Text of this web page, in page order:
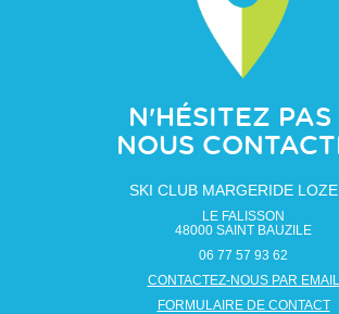
N'HÉSITEZ PAS
NOUS
SKI CLUB MARGERIDE
LE FALISSON
48000 SAINT BAUZILE
06 77 57 93 62
CONTACTEZ-NOUS PAR EMAIL
FORMULAIRE DE CONTACT